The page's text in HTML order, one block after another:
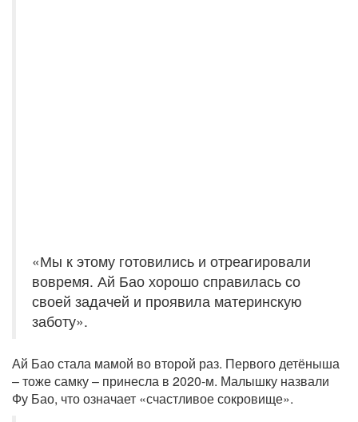
«Мы к этому готовились и отреагировали
вовремя. Ай Бао хорошо справилась со
своей задачей и проявила материнскую
заботу».
Ай Бао стала мамой во второй раз. Первого детёныша
– тоже самку – принесла в 2020-м. Малышку назвали
Фу Бао, что означает «счастливое сокровище».